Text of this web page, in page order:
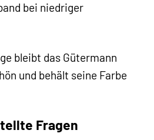
bei niedriger
bleibt das Gütermann
und behält seine Farbe
Fragen